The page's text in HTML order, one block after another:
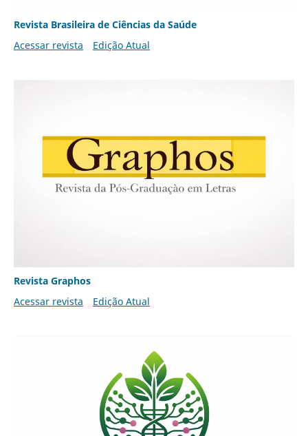
Revista Brasileira de Ciências da Saúde
Acessar revista
Edição Atual
Revista Graphos
Acessar revista
Edição Atual